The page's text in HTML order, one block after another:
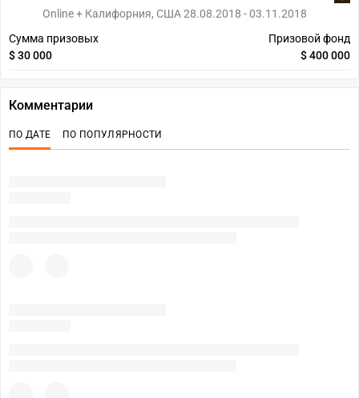
Online + Калифорния, США 28.08.2018 - 03.11.2018
Сумма призовых
$ 30 000
Призовой фонд
$ 400 000
Комментарии
ПО ДАТЕ ПО ПОПУЛЯРНОСТИ